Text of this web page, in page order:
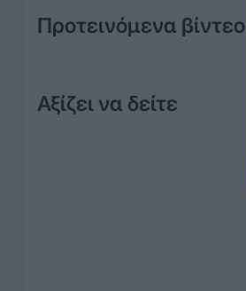
Προτεινόμενα βίντεο
Αξίζει να δείτε